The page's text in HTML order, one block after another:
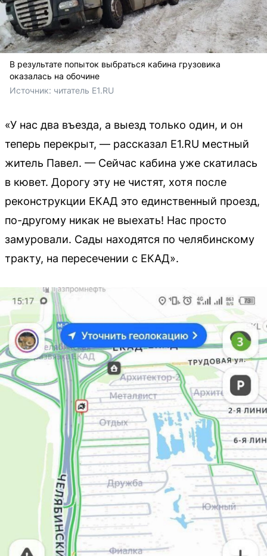
В результате попыток выбраться кабина грузовика
оказалась на обочине
Источник: читатель E1.RU
«У нас два въезда, а выезд только один, и он
теперь перекрыт, — рассказал E1.RU местный
житель Павел. — Сейчас кабина уже скатилась
в кювет. Дорогу эту не чистят, хотя после
реконструкции ЕКАД это единственный проезд,
по-другому никак не выехать! Нас просто
замуровали. Сады находятся по челябинскому
тракту, на пересечении с ЕКАД».